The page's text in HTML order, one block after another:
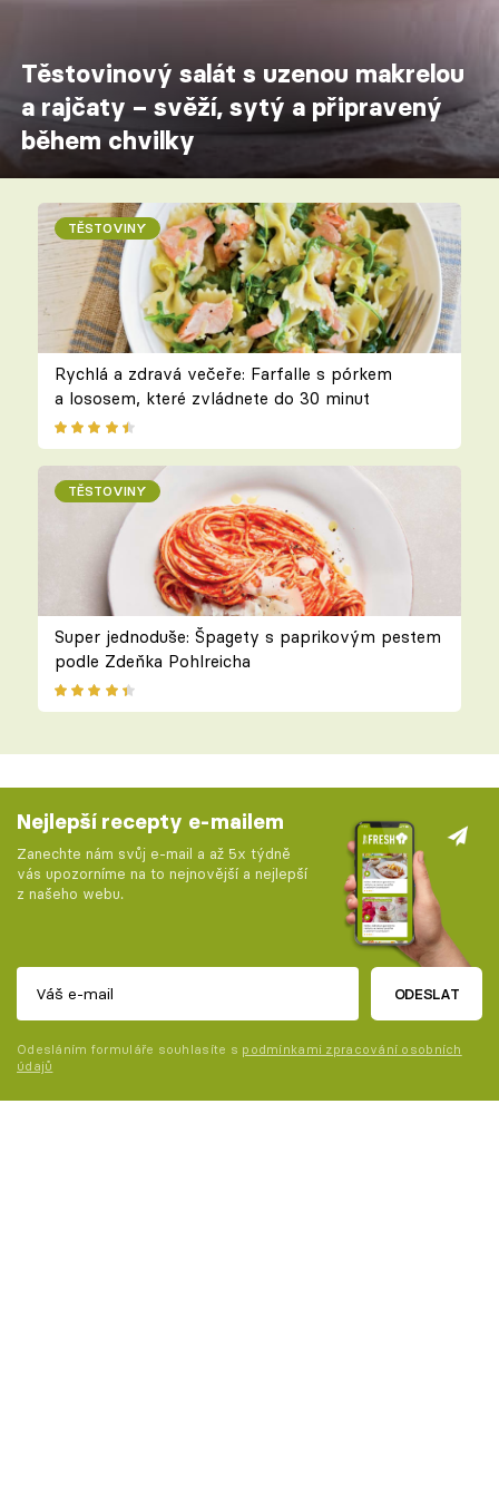
Těstovinový salát s uzenou makrelou
a rajčaty – svěží, sytý a připravený
během chvilky
TĚSTOVINY
Rychlá a zdravá večeře: Farfalle s pórkem
a lososem, které zvládnete do 30 minut
TĚSTOVINY
Super jednoduše: Špagety s paprikovým pestem
podle Zdeňka Pohlreicha
Nejlepší recepty e-mailem
Zanechte nám svůj e-mail a až 5x týdně
vás upozorníme na to nejnovější a nejlepší
z našeho webu.
ODESLAT
Odesláním formuláře souhlasíte s podmínkami zpracování osobních
údajů